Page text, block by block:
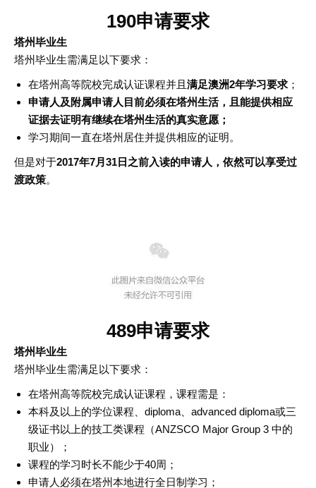
190申请要求
塔州毕业生
塔州毕业生需满足以下要求：
在塔州高等院校完成认证课程并且 满足澳洲2年学习要求 ；
申请人及附属申请人目前必须在塔州生活，且能提供相应
证据去证明有继续在塔州生活的真实意愿；
学习期间一直在塔州居住并提供相应的证明。
但是对于2017年7月31日之前入读的申请人，依然可以享受过
渡政策。
489申请要求
塔州毕业生
塔州毕业生需满足以下要求：
在塔州高等院校完成认证课程，课程需是：
本科及以上的学位课程、diploma、advanced diploma或三
级证书以上的技工类课程（ANZSCO Major Group 3 中的
职业）；
课程的学习时长不能少于40周；
申请人必须在塔州本地进行全日制学习；